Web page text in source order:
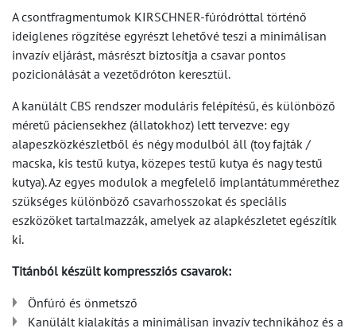
A csontfragmentumok KIRSCHNER-fúródróttal történő
ideiglenes rögzítése egyrészt lehetővé teszi a minimálisan
invazív eljárást, másrészt biztosítja a csavar pontos
pozicionálását a vezetődróton keresztül.
A kanülált CBS rendszer moduláris felépítésű, és különböző
méretű páciensekhez (állatokhoz) lett tervezve: egy
alapeszközkészletből és négy modulból áll (toy fajták /
macska, kis testű kutya, közepes testű kutya és nagy testű
kutya). Az egyes modulok a megfelelő implantátummérethez
szükséges különböző csavarhosszokat és speciális
eszközöket tartalmazzák, amelyek az alapkészletet egészítik
ki.
Titánból készült kompressziós csavarok:
Önfúró és önmetsző
Kanülált kialakítás a minimálisan invazív technikához és a